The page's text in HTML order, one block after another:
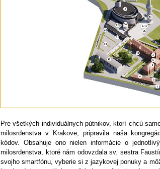
Pre všetkých individuálnych pútnikov, ktorí chcú
milosrdenstva v Krakove, pripravila naša
kódov. Obsahuje ono nielen informácie o
milosrdenstva, ktoré nám odovzdala sv. sestra
svojho smartfónu, vyberie si z jazykovej ponuky a